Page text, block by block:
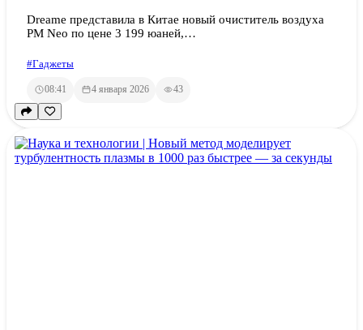
Dreame представила в Китае новый очиститель воздуха
PM Neo по цене 3 199 юаней,…
#Гаджеты
08:41 4 января 2026 43